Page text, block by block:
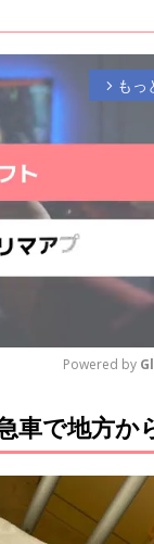
arrow_forward_ios もっ
M
u
t
Powered by
車で地方か